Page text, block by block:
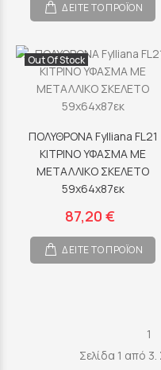
ΔΕΙΤΕ ΤΟ ΠΡΟΪΟΝ
Out Of Stock
ΠΟΛΥΘΡΟΝΑ Fylliana FL21
ΚΙΤΡΙΝΟ ΥΦΑΣΜΑ ΜΕ
ΜΕΤΑΛΛΙΚΟ ΣΚΕΛΕΤΟ
59x64x87εκ
87,20 €
ΔΕΙΤΕ ΤΟ ΠΡΟΪΟΝ
1
Σελίδα 1 από